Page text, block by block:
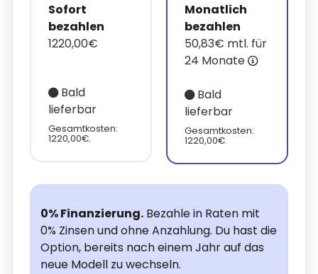
Sofort
bezahlen
1220,00€
Bald
lieferbar
Gesamtkosten:
1220,00€.
Monatlich
bezahlen
50,83€ mtl. für
24 Monate
Bald
lieferbar
Gesamtkosten:
1220,00€.
0% Finanzierung. Bezahle in Raten mit
0% Zinsen und ohne Anzahlung. Du hast die
Option, bereits nach einem Jahr auf das
neue Modell zu wechseln.